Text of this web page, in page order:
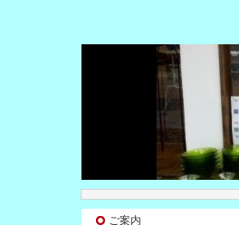
ご案内